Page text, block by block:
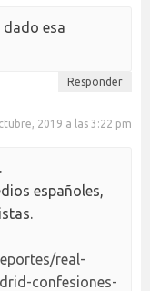
dado esa
Responder
2019 a las 3:22 pm
españoles,
real-
confesiones-